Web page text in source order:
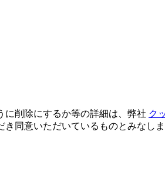
に削除にするか等の詳細は、弊社 ク
同意いただいているものとみなしま